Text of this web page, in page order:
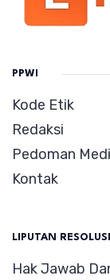
PPWI
Kode Etik
Redaksi
Pedoman
Kontak
LIPUTAN RESOLUSI
Hak Jawab